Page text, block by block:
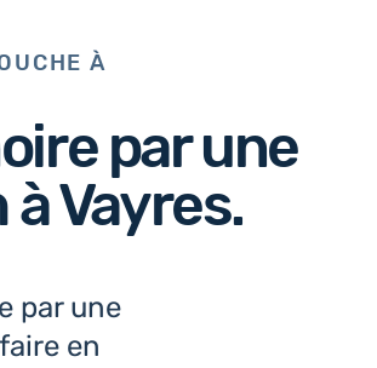
À
parune
à Vayres.
par une
en